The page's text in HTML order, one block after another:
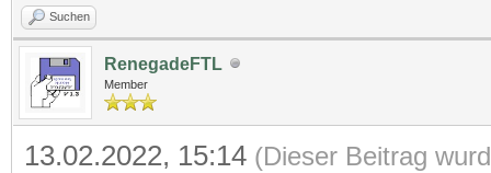
Suchen
RenegadeFTL
Member
13.02.2022, 15:14 (Dieser Beitrag